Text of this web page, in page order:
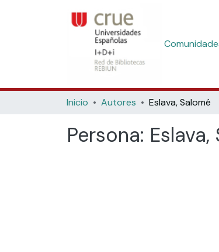
Inicio Autores Eslava, Salomé
Persona: Eslava,